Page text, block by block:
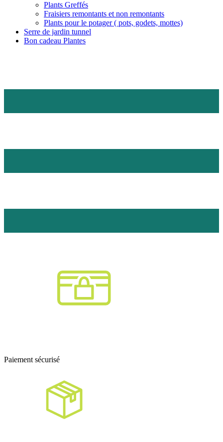
Plants Greffés
Fraisiers remontants et non remontants
Plants pour le potager ( pots, godets, mottes)
Serre de jardin tunnel
Bon cadeau Plantes
Paiement sécurisé